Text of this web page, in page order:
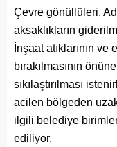
Çevre gönüllüleri,
aksaklıkların
İnşaat atıklarının
bırakılmasının
sıkılaştırılması
acilen bölgeden
ilgili belediye
ediliyor.